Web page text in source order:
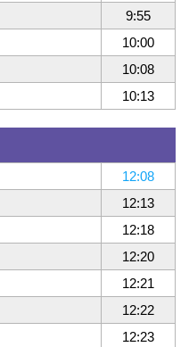
9:55
10:00
10:08
10:13
12:08
12:13
12:18
12:20
12:21
12:22
12:23